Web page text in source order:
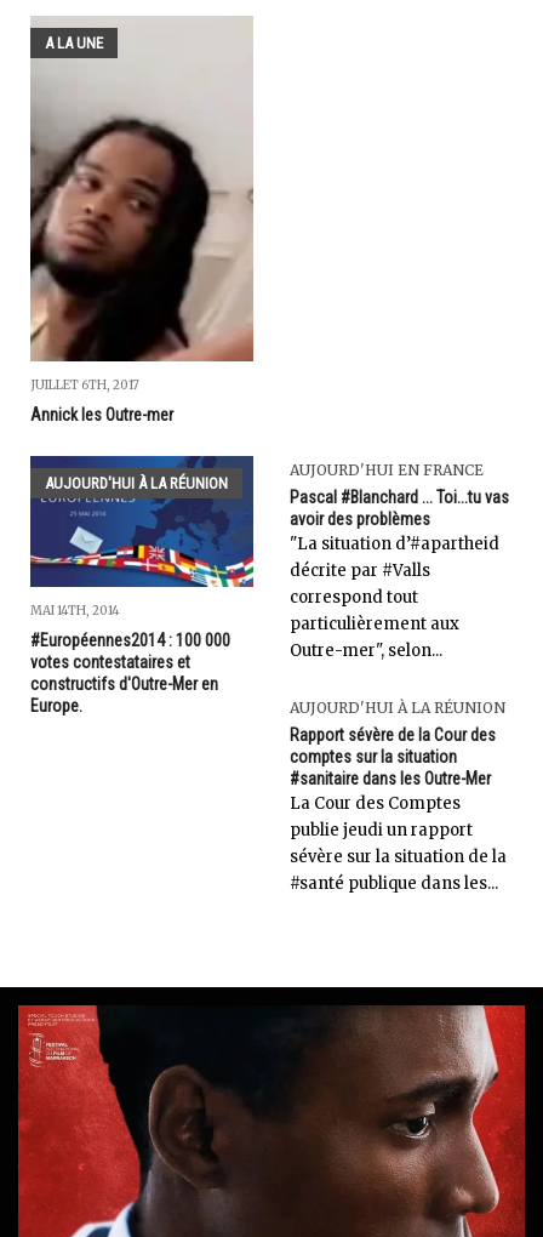
A LA UNE
JUILLET 6TH, 2017
Annick les Outre-mer
AUJOURD'HUI À LA RÉUNION
MAI 14TH, 2014
#Européennes2014 : 100 000
votes contestataires et
constructifs d'Outre-Mer en
Europe.
AUJOURD'HUI EN FRANCE
Pascal #Blanchard ... Toi...tu vas
avoir des problèmes
"La situation d’#apartheid
décrite par #Valls
correspond tout
particulièrement aux
Outre-mer", selon...
AUJOURD'HUI À LA RÉUNION
Rapport sévère de la Cour des
comptes sur la situation
#sanitaire dans les Outre-Mer
La Cour des Comptes
publie jeudi un rapport
sévère sur la situation de la
#santé publique dans les...